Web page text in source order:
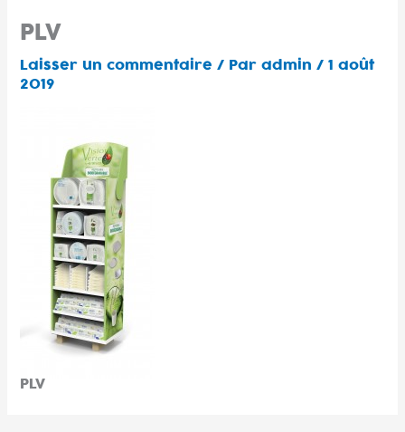
contenu
PLV
Laisser un commentaire / Paradmin/1 août
2019
PLV